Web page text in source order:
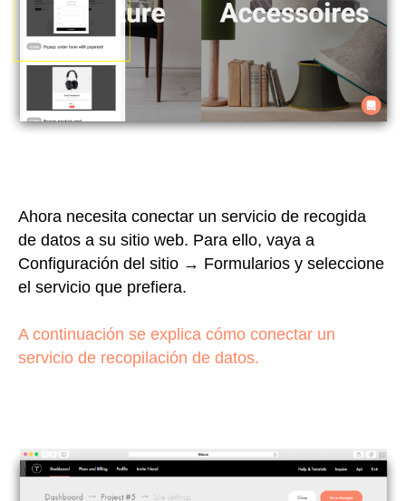
Ahora necesita conectar un servicio de recogida
de datos a su sitio web. Para ello, vaya a
Configuración del sitio → Formularios y seleccione
el servicio que prefiera.
A continuación se explica cómo conectar un
servicio de recopilación de datos.